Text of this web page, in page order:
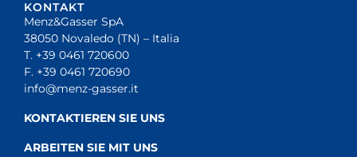
KONTAKT
Menz&Gasser SpA
38050 Novaledo (TN) – Italia
T. +39 0461 720600
F. +39 0461 720690
info@menz-gasser.it
KONTAKTIEREN SIE UNS
ARBEITEN SIE MIT UNS